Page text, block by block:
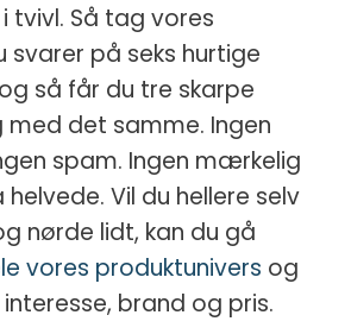
tvivl. Så tag vores
svarer på seks hurtige
så får du tre skarpe
det samme. Ingen
spam. Ingen mærkelig
Vil du hellere selv
nørde lidt, kan du gå
vores produktunivers og
brand og pris.